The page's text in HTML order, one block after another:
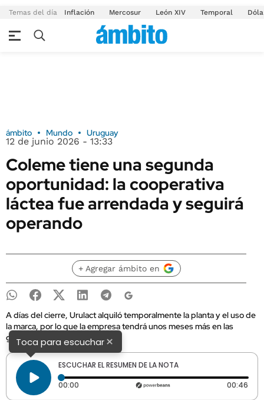
Temas del día Inflación Mercosur León XIV Temporal
ámbito Mundo Uruguay
12 de junio 2026 - 13:33
Coleme tiene una segunda
oportunidad: la cooperativa
láctea fue arrendada y seguirá
operando
+ Agregar ámbito en
A días del cierre, Urulact alquiló temporalmente la planta y el uso de
la marca, por lo que la empresa tendrá unos meses más en las
góndolas uruguayas.
Toca para escuchar×
ESCUCHAR EL RESUMEN DE LA NOTA
00:00 Tiempo transcurrido: 0 segundos 00:46